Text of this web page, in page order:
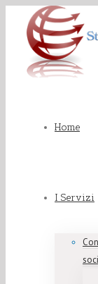
Home
I Servizi